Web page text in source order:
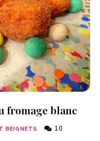
fromage blanc
BEIGNETS 10